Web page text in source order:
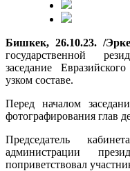
Бишкек, 26.10.23. /
государственной
заседание
узком составе.
Перед началом
фотографирования глав
Председатель
администрации
поприветствовал